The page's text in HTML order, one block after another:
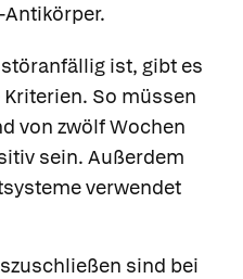
ist, gibt es
So müssen
von zwölf Wochen
sein. Außerdem
verwendet
sind bei